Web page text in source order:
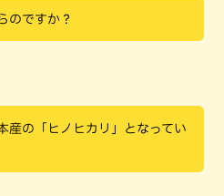
のですか？
産の「ヒノヒカリ」となってい